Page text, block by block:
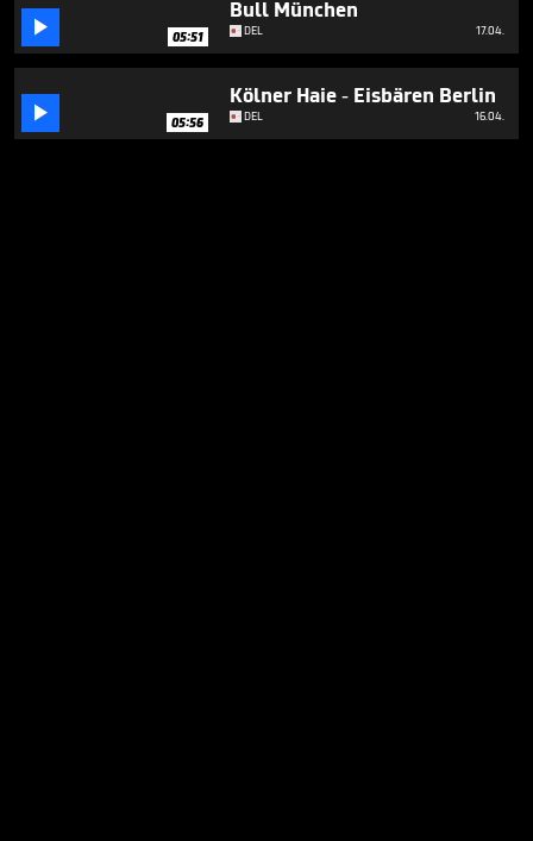
 05:51
Bull München
DEL 17.04.
 05:56
Kölner Haie - Eisbären Berlin
DEL 16.04.